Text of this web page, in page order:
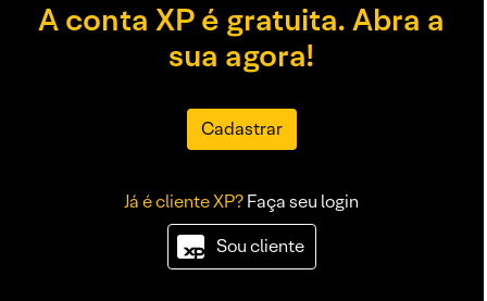
A conta XP é gratuita. Abra a
sua agora!
Cadastrar
Já é cliente XP?Faça seu login
Sou cliente